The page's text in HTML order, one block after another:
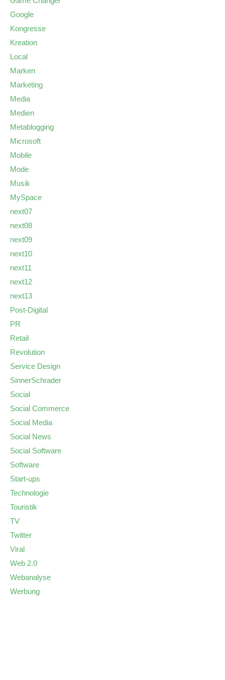
Google
Kongresse
Kreation
Local
Marken
Marketing
Media
Medien
Metablogging
Microsoft
Mobile
Mode
Musik
MySpace
next07
next08
next09
next10
next11
next12
next13
Post-Digital
PR
Retail
Revolution
Service Design
SinnerSchrader
Social
Social Commerce
Social Media
Social News
Social Software
Software
Start-ups
Technologie
Touristik
TV
Twitter
Viral
Web 2.0
Webanalyse
Werbung